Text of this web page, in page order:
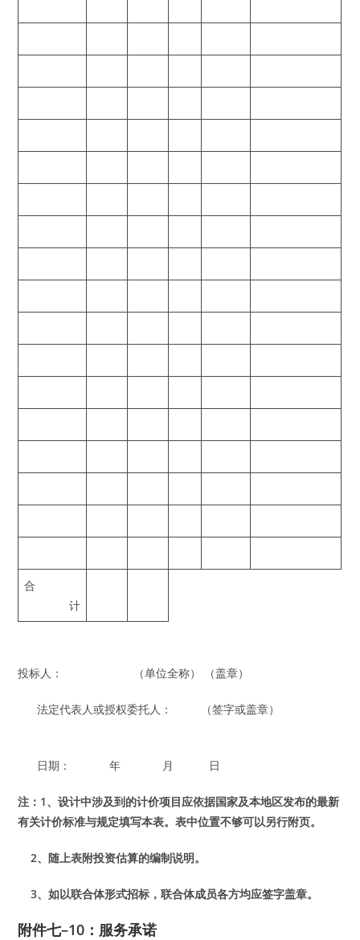
合
计
投标人： （单位全称） （盖章）
法定代表人或授权委托人： （签字或盖章）
日期： 年 月 日
注：1、设计中涉及到的计价项目应依据国家及本地区发布的最新
有关计价标准与规定填写本表。表中位置不够可以另行附页。
2、随上表附投资估算的编制说明。
3、如以联合体形式招标，联合体成员各方均应签字盖章。
附件七–10： 服务承诺